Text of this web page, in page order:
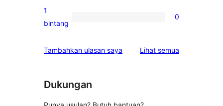
ulasan
2-
0
1-
1
bintang
0
Tambahkan ulasan saya Lihat semua
Dukungan